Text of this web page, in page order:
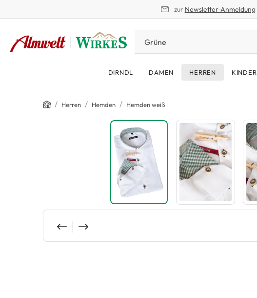
zur Newsletter-Anmeldung
DIRNDL DAMEN HERREN KINDER
Home
/ Herren / Hemden / Hemden weiß
Bildergalerie überspringen